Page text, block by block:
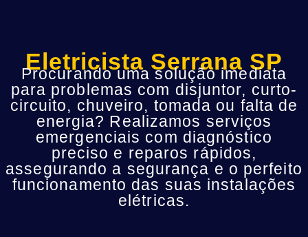
Eletricista Serrana SP
Procurando uma solução imediata
para problemas com disjuntor, curto-
circuito, chuveiro, tomada ou falta de
energia? Realizamos serviços
emergenciais com diagnóstico
preciso e reparos rápidos,
assegurando a segurança e o perfeito
funcionamento das suas instalações
elétricas.